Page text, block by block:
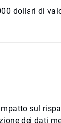
dollari di
sul
dei dati